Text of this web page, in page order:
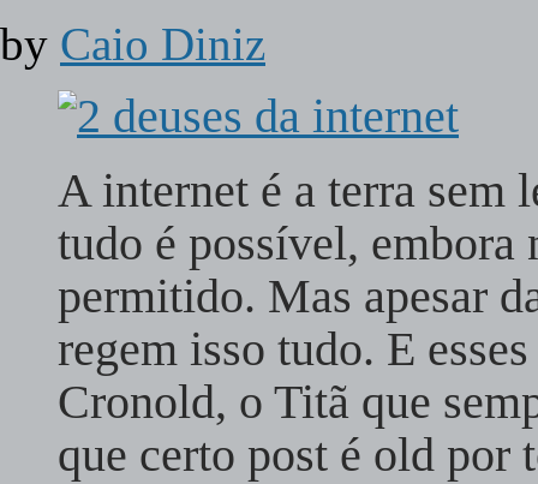
by Caio Diniz
A internet é a terra sem
tudo é possível, embora
permitido. Mas apesar
regem isso tudo. E
Cronold, o Titã que
que certo post é old